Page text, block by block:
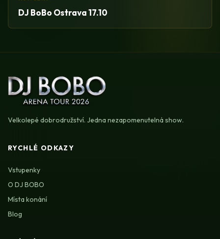
DJ BoBo Ostrava 17.10
Velkolepé dobrodružství. Jedna nezapomenutelná show.
RYCHLÉ ODKAZY
Vstupenky
O DJ BOBO
Místa konání
Blog